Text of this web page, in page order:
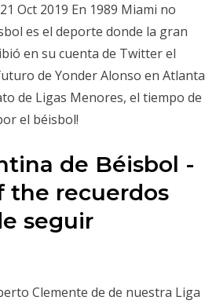
Oct 2019 En 1989 Miami no
es el deporte donde la gran
en su cuenta de Twitter el
de Yonder Alonso en Atlanta
de Ligas Menores, el tiempo de
el béisbol!
de Béisbol -
the recuerdos
seguir
Clemente de de nuestra Liga